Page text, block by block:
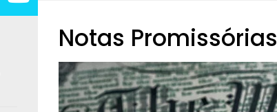
Notas Promissórias